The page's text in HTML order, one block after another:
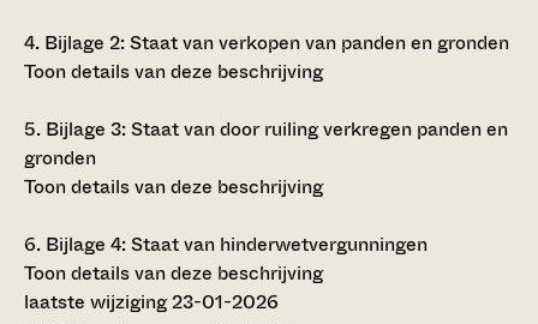
4. Bijlage 2: Staat van verkopen van panden en gronden
Toon details van deze beschrijving
5. Bijlage 3: Staat van door ruiling verkregen panden en
gronden
Toon details van deze beschrijving
6. Bijlage 4: Staat van hinderwetvergunningen
Toon details van deze beschrijving
laatste wijziging 23-01-2026